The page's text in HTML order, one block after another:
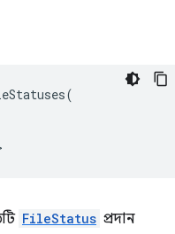
(
FileStatus প্রদান